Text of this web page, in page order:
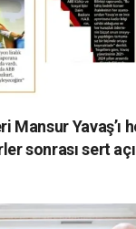
Yavaş’ı
sonrası sert